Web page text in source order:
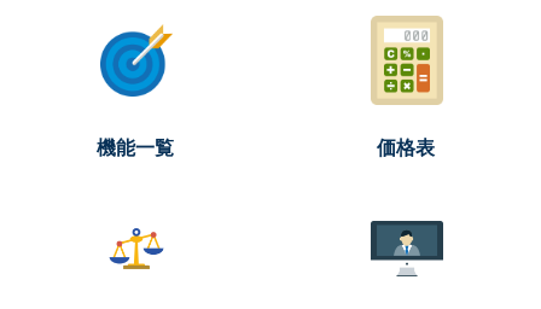
機能一覧 価格表